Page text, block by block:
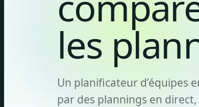
les
Un planificateur d’équipes
par des plannings en